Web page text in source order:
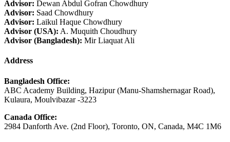
Advisor: Dewan Abdul Gofran Chowdhury
Advisor: Saad Chowdhury
Advisor: Laikul Haque Chowdhury
Advisor (USA): A. Muquith Choudhury
Advisor (Bangladesh): Mir Liaquat Ali
Address
Bangladesh Office:
ABC Academy Building, Hazipur (Manu-Shamshernagar Road),
Kulaura, Moulvibazar -3223
Canada Office:
2984 Danforth Ave. (2nd Floor), Toronto, ON, Canada, M4C 1M6